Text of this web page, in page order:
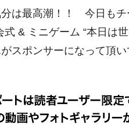
は最高潮！！ 今日もチ
& ミニゲーム “本日は
スポンサーになって頂